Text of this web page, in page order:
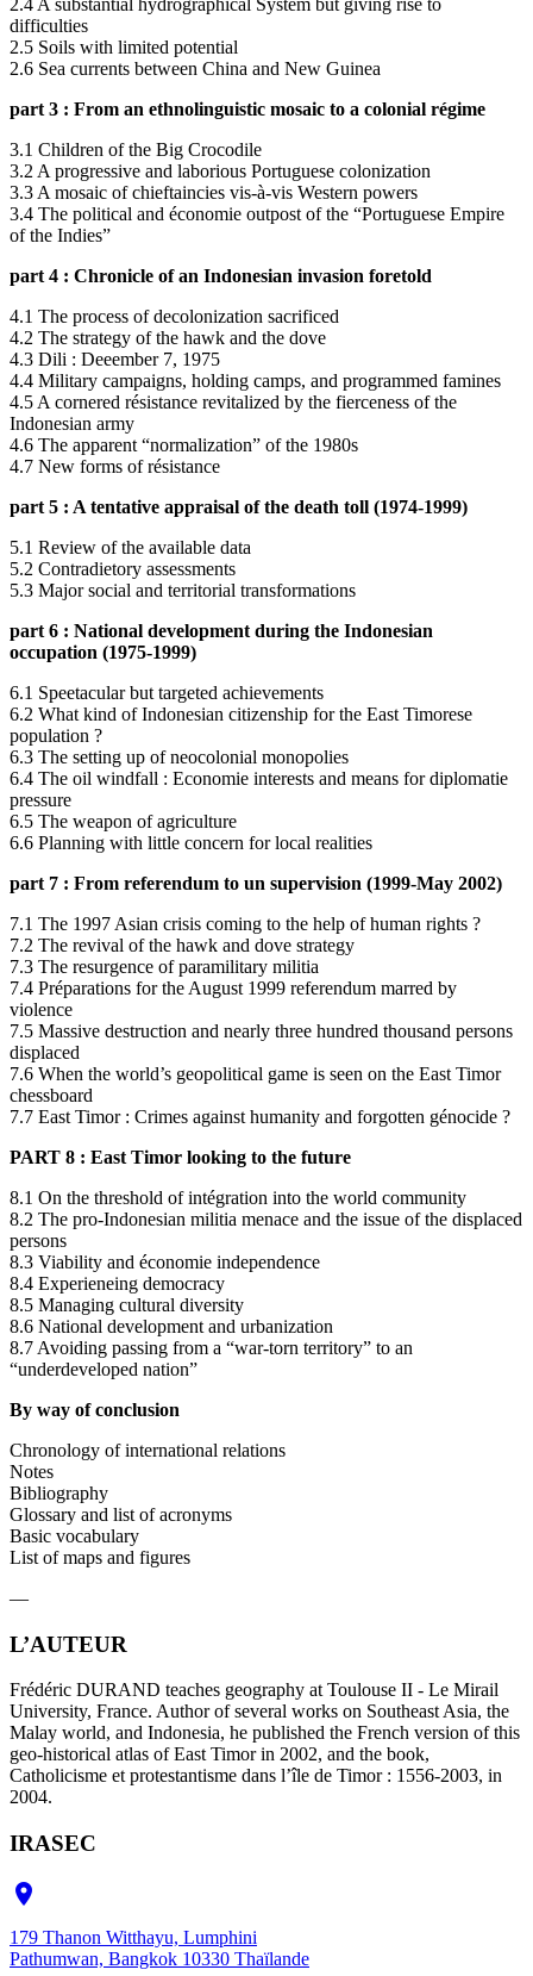
2.4 A substantial hydrographical System but giving rise to
difficulties
2.5 Soils with limited potential
2.6 Sea currents between China and New Guinea
part 3 : From an ethnolinguistic mosaic to a colonial régime
3.1 Children of the Big Crocodile
3.2 A progressive and laborious Portuguese colonization
3.3 A mosaic of chieftaincies vis-à-vis Western powers
3.4 The political and économie outpost of the “Portuguese Empire
of the Indies”
part 4 : Chronicle of an Indonesian invasion foretold
4.1 The process of decolonization sacrificed
4.2 The strategy of the hawk and the dove
4.3 Dili : Deeember 7, 1975
4.4 Military campaigns, holding camps, and programmed famines
4.5 A cornered résistance revitalized by the fierceness of the
Indonesian army
4.6 The apparent “normalization” of the 1980s
4.7 New forms of résistance
part 5 : A tentative appraisal of the death toll (1974-1999)
5.1 Review of the available data
5.2 Contradietory assessments
5.3 Major social and territorial transformations
part 6 : National development during the Indonesian
occupation (1975-1999)
6.1 Speetacular but targeted achievements
6.2 What kind of Indonesian citizenship for the East Timorese
population ?
6.3 The setting up of neocolonial monopolies
6.4 The oil windfall : Economie interests and means for diplomatie
pressure
6.5 The weapon of agriculture
6.6 Planning with little concern for local realities
part 7 : From referendum to un supervision (1999-May 2002)
7.1 The 1997 Asian crisis coming to the help of human rights ?
7.2 The revival of the hawk and dove strategy
7.3 The resurgence of paramilitary militia
7.4 Préparations for the August 1999 referendum marred by
violence
7.5 Massive destruction and nearly three hundred thousand persons
displaced
7.6 When the world’s geopolitical game is seen on the East Timor
chessboard
7.7 East Timor : Crimes against humanity and forgotten génocide ?
PART 8 : East Timor looking to the future
8.1 On the threshold of intégration into the world community
8.2 The pro-Indonesian militia menace and the issue of the displaced
persons
8.3 Viability and économie independence
8.4 Experieneing democracy
8.5 Managing cultural diversity
8.6 National development and urbanization
8.7 Avoiding passing from a “war-torn territory” to an
“underdeveloped nation”
By way of conclusion
Chronology of international relations
Notes
Bibliography
Glossary and list of acronyms
Basic vocabulary
List of maps and figures
—
L’AUTEUR
Frédéric DURAND teaches geography at Toulouse II - Le Mirail
University, France. Author of several works on Southeast Asia, the
Malay world, and Indonesia, he published the French version of this
geo-historical atlas of East Timor in 2002, and the book,
Catholicisme et protestantisme dans l’île de Timor : 1556-2003, in
2004.
IRASEC

179 Thanon Witthayu, Lumphini
Pathumwan, Bangkok 10330 Thaïlande